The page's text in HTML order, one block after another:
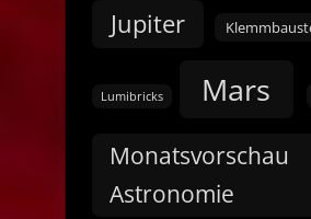
Jupiter
Lumibricks Mars
Monatsvorschau
Astronomie